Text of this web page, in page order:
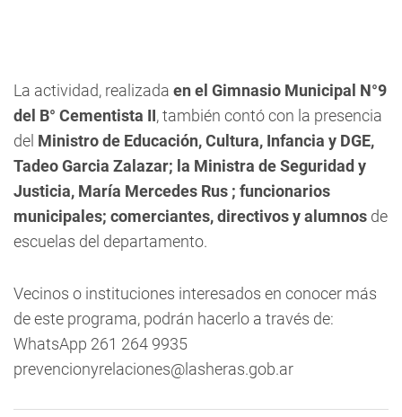
La actividad, realizada en el Gimnasio Municipal N°9
del B° Cementista II, también contó con la presencia
del Ministro de Educación, Cultura, Infancia y DGE,
Tadeo Garcia Zalazar; la Ministra de Seguridad y
Justicia, María Mercedes Rus ; funcionarios
municipales; comerciantes, directivos y alumnos de
escuelas del departamento.
Vecinos o instituciones interesados en conocer más
de este programa, podrán hacerlo a través de:
WhatsApp 261 264 9935
prevencionyrelaciones@lasheras.gob.ar